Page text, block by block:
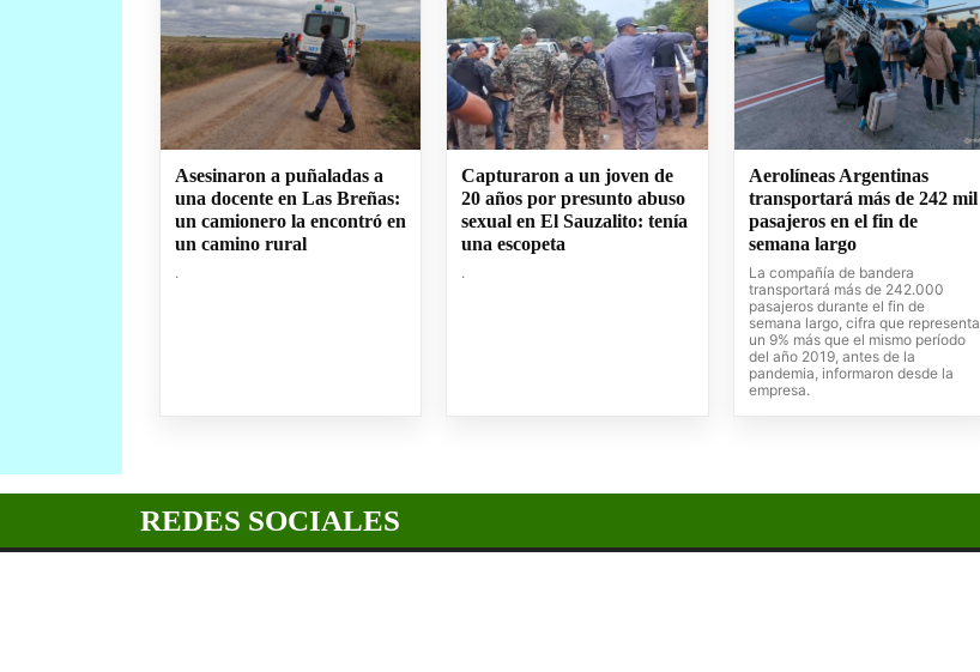
Asesinaron a puñaladas a
una docente en Las Breñas:
un camionero la encontró en
un camino rural
.
Capturaron a un joven de
20 años por presunto abuso
sexual en El Sauzalito: tenía
una escopeta
.
Aerolíneas Argentinas
transportará más de 242 mil
pasajeros en el fin de
semana largo
La compañía de bandera
transportará más de 242.000
pasajeros durante el fin de
semana largo, cifra que representa
un 9% más que el mismo período
del año 2019, antes de la
pandemia, informaron desde la
empresa.
REDES SOCIALES